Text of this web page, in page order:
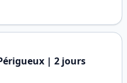
| 2 jours